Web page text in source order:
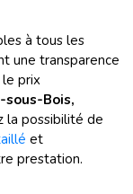
à tous les
une transparence
le prix
Bois,
la possibilité de
et
prestation.